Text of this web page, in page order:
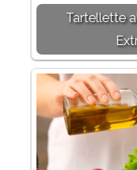
Tartellette